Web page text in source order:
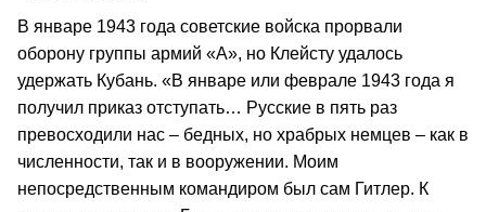
В январе 1943 года советские войска прорвали
оборону группы армий «А», но Клейсту удалось
удержать Кубань. «В январе или феврале 1943 года я
получил приказ отступать… Русские в пять раз
превосходили нас – бедных, но храбрых немцев – как в
численности, так и в вооружении. Моим
непосредственным командиром был сам Гитлер. К